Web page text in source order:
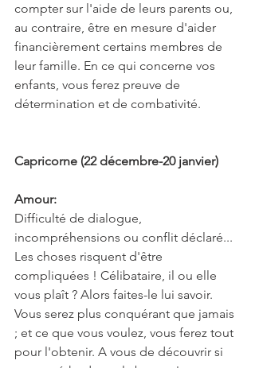
compter sur l'aide de leurs parents ou,
au contraire, être en mesure d'aider
financièrement certains membres de
leur famille. En ce qui concerne vos
enfants, vous ferez preuve de
détermination et de combativité.
Capricorne (22 décembre-20 janvier)
Amour:
Difficulté de dialogue,
incompréhensions ou conflit déclaré...
Les choses risquent d'être
compliquées ! Célibataire, il ou elle
vous plaît ? Alors faites-le lui savoir.
Vous serez plus conquérant que jamais
; et ce que vous voulez, vous ferez tout
pour l'obtenir. A vous de découvrir si